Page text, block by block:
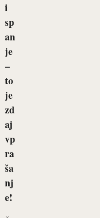
i
sp
an
je
–
to
je
zd
aj
vp
ra
ša
nj
e!